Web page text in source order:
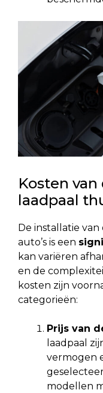
Kosten
laadpaal
De installatie
auto’s is een
kan variëren
en de
kosten zijn
categorieën:
Prijs van
laadpaal
vermogen
modellen